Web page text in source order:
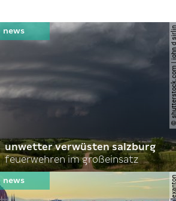
©
unwetter verwüsten salzburg
feuerwehren im großeinsatz